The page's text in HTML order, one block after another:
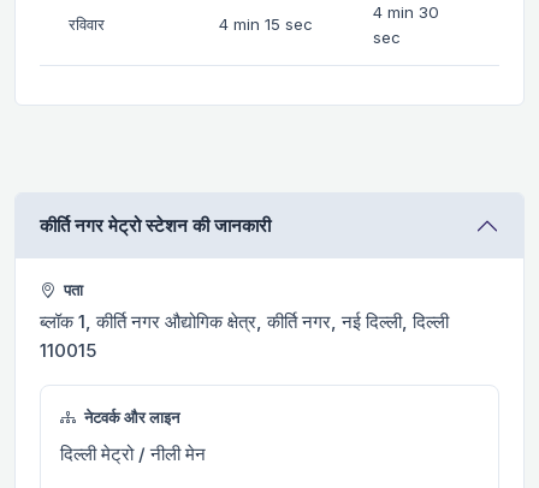
रविवार 4 min 15 sec
4 min 30
sec
कीर्ति नगर मेट्रो स्टेशन की जानकारी
पता
ब्लॉक 1, कीर्ति नगर औद्योगिक क्षेत्र, कीर्ति नगर, नई दिल्ली, दिल्ली
110015
नेटवर्क और लाइन
दिल्ली मेट्रो / नीली मेन